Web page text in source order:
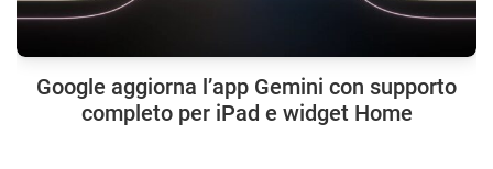
Google aggiorna l’app Gemini con supporto
completo per iPad e widget Home